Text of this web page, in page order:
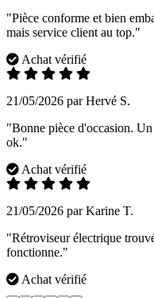
"Pièce conforme et bien
mais service client au top."
Achat vérifié
21/05/2026 par Hervé S.
"Bonne pièce d'occasion.
ok."
Achat vérifié
21/05/2026 par Karine T.
"Rétroviseur électrique
fonctionne."
Achat vérifié